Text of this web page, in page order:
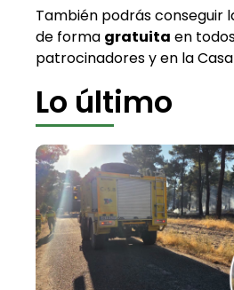
También podrás conseguir
de forma gratuita en
patrocinadores y en la
Lo último